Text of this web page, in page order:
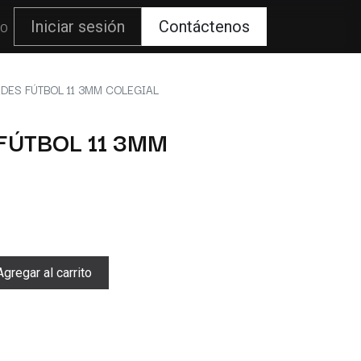
Iniciar sesión Contáctenos
FÚTBOL 11 3MM COLEGIAL
11 3MM
al carrito